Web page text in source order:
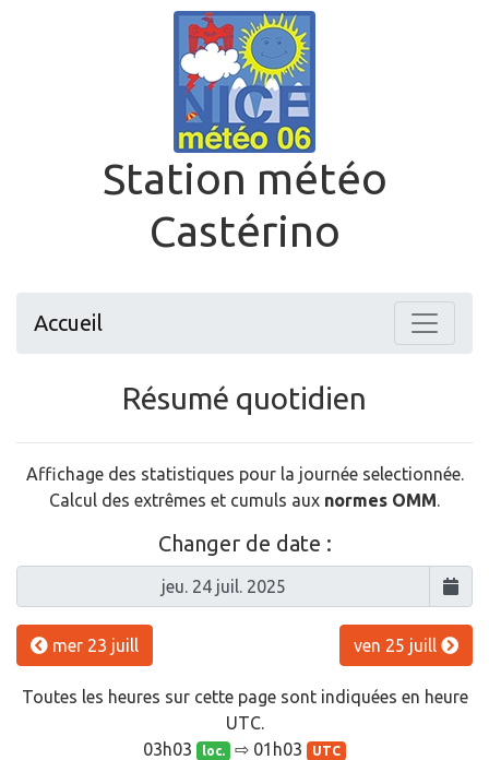
Station météo
Castérino
Accueil
Résumé quotidien
Affichage des statistiques pour la journée selectionnée.
Calcul des extrêmes et cumuls aux normes OMM.
Changer de date :
mer 23 juill ven 25 juill
Toutes les heures sur cette page sont indiquées en heure
UTC.
03h03 loc. ⇨ 01h03 UTC